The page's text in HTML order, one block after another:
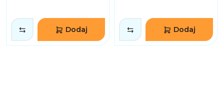
Dodaj Dodaj